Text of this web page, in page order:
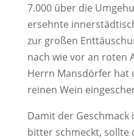
7.000 über die
ersehnte
zur großen
nach wie vor an roten
Herrn Mansdörfer hat
reinen Wein
Damit der Geschmack
bitter schmeckt, sollte